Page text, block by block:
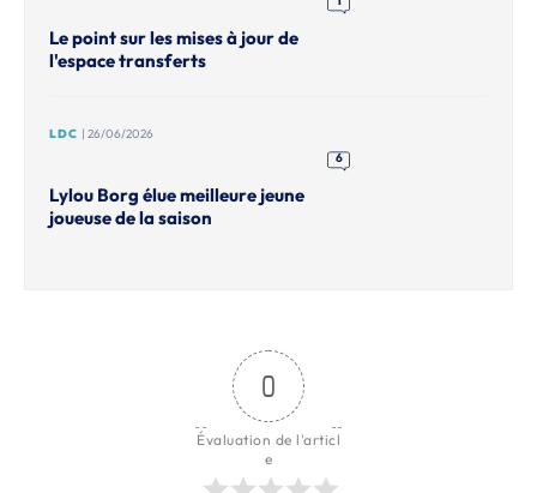
Le point sur les mises à jour de
l'espace transferts
LDC | 26/06/2026
6
Lylou Borg élue meilleure jeune
joueuse de la saison
0
Évaluation de l'articl
e